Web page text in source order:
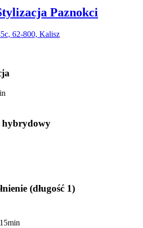
Paznokci
62-800, Kalisz
hybrydowy
(długość 1)